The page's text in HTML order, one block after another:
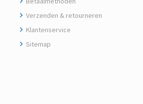
Verzenden & retourneren
Klantenservice
Sitemap